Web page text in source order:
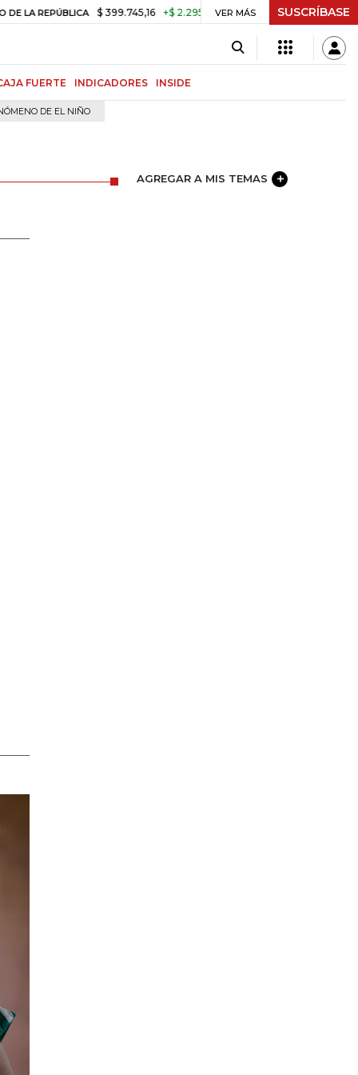
$ 399.745,16 +$ 2.295,71 +0,58% TASA DE USURA CRÉDITO
VER MÁS SUSCRÍBASE
FUERTE INDICADORES INSIDE
DE EL NIÑO
AGREGAR A MIS TEMAS